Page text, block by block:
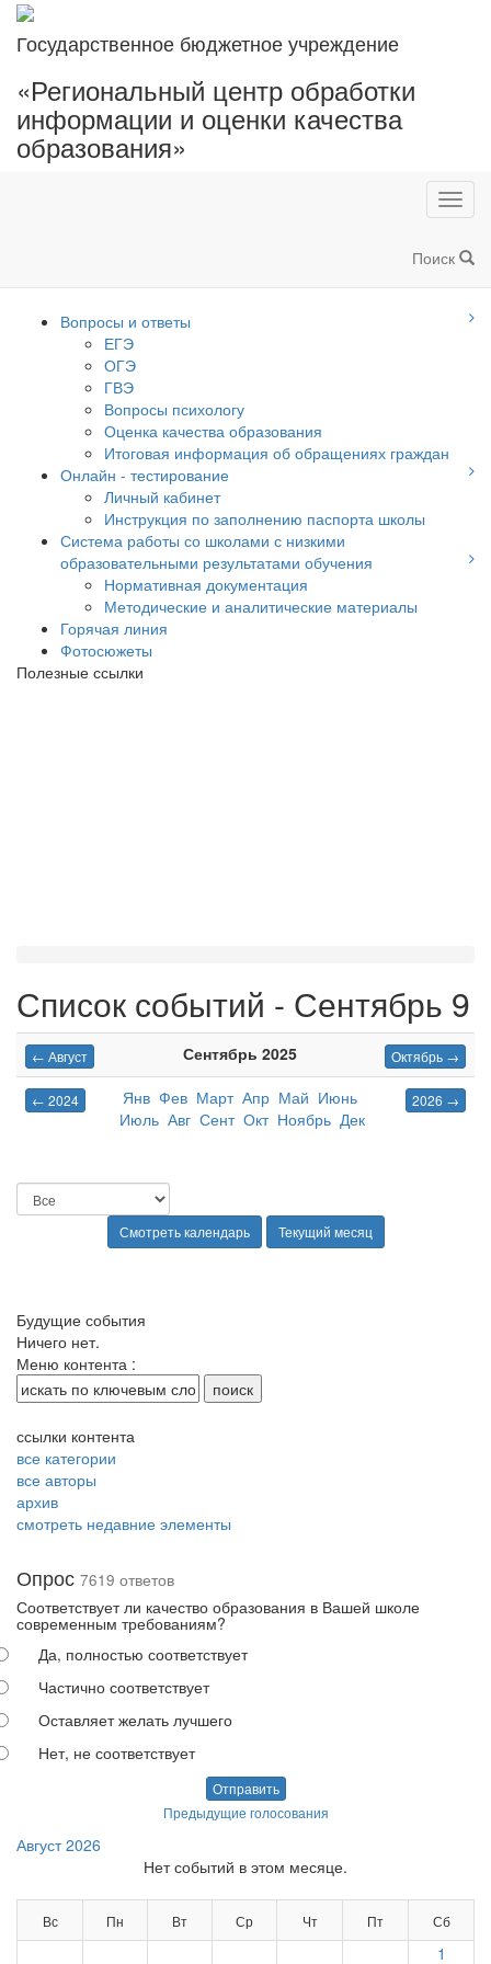
Государственное бюджетное учреждение
«Региональный центр обработки
информации и оценки качества
образования»
Поиск
Вопросы и ответы
ЕГЭ
ОГЭ
ГВЭ
Вопросы психологу
Оценка качества образования
Итоговая информация об обращениях граждан
Онлайн - тестирование
Личный кабинет
Инструкция по заполнению паспорта школы
Система работы со школами с низкими
образовательными результатами обучения
Нормативная документация
Методические и аналитические материалы
Горячая линия
Фотосюжеты
Полезные ссылки
Список событий - Сентябрь 9
← Август Сентябрь 2025 Октябрь →
← 2024 Янв Фев Март Апр Май Июнь
Июль Авг Сент Окт Ноябрь Дек
2026 →
Будущие события
Ничего нет.
Меню контента :
ссылки контента
все категории
все авторы
архив
смотреть недавние элементы
Опрос 7619 ответов
Соответствует ли качество образования в Вашей школе
современным требованиям?
Да, полностью соответствует
Частично соответствует
Оставляет желать лучшего
Нет, не соответствует
Отправить
Предыдущие голосования
Август 2026
Нет событий в этом месяце.
Вс Пн Вт Ср Чт Пт Сб
1